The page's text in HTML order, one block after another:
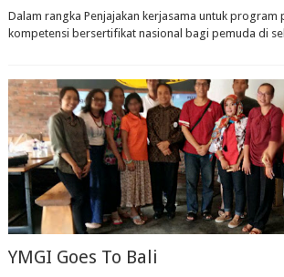
Dalam rangka Penjajakan kerjasama untuk program
kompetensi bersertifikat nasional bagi pemuda di
YMGI Goes To Bali